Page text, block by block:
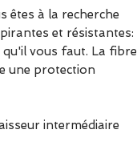
êtes à la recherche
et résistantes:
qu'il vous faut. La fibre
une protection
intermédiaire